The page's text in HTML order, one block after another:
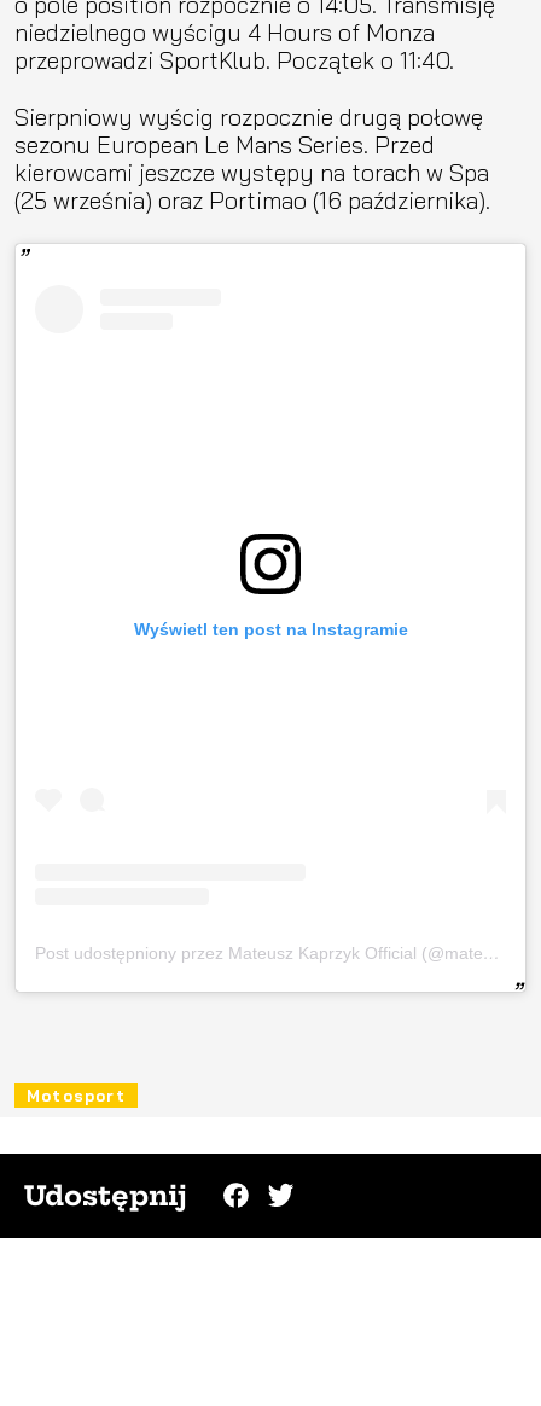
niedzielnego wyścigu 4 Hours of Monza
przeprowadzi SportKlub. Początek o 11:40.
Sierpniowy wyścig rozpocznie drugą połowę
sezonu European Le Mans Series. Przed
kierowcami jeszcze występy na torach w Spa
(25 września) oraz Portimao (16 października).
Wyświetl ten post na Instagramie
Post udostępniony przez Mateusz Kaprzyk Official (@mateuszkaprzyk)
Motosport
Udostępnij